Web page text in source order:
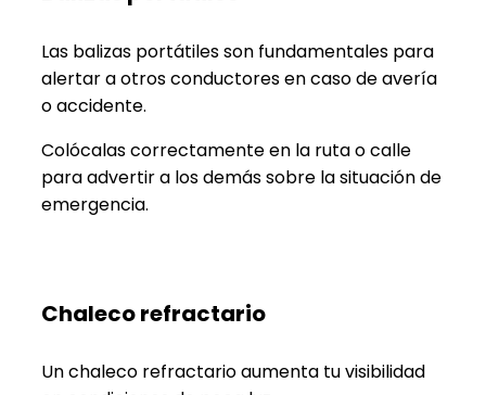
Las balizas portátiles son fundamentales para
alertar a otros conductores en caso de avería
o accidente.
Colócalas correctamente en la ruta o calle
para advertir a los demás sobre la situación de
emergencia.
Chaleco refractario
Un chaleco refractario aumenta tu visibilidad